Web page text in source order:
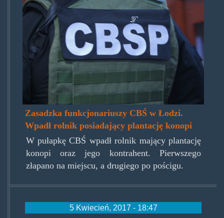
Zasadzka funkcjonariuszy CBŚ w Łodzi.
Wpadł rolnik posiadający plantację konopi
W pułapkę CBŚ wpadł rolnik mający plantację
konopi oraz jego kontrahent. Pierwszego
złapano na miejscu, a drugiego po pościgu.
5 Kwiecień, 2017 - 18:47